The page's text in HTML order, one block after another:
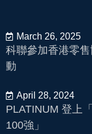
March 26, 2025
科聯參加香港零
動
April 28, 2024
PLATINUM 登上
100強」